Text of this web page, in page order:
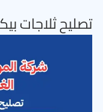
تصليح ثلاجات